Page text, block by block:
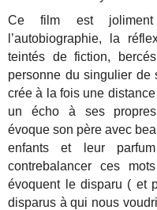
Ce film est
l’autobiographie, la
teintés de fiction,
personne du singulier de
crée à la fois une
un écho à ses propres
évoque son père avec
enfants et leur parfum
contrebalancer ces
évoquent le disparu ( et
disparus à qui nous